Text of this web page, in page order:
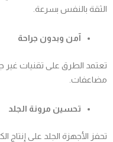
الثقة بالنفس بسرعة.
آمن وبدون جراحة
تعتمد الطرق على تقنيات غير
مضاعفات.
تحسين مرونة الجلد
تحفز الأجهزة الجلد على